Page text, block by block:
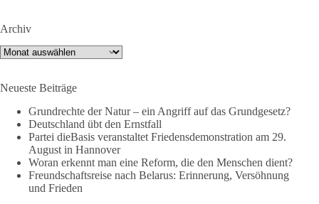
🟩🟩🟦🟦🟥🟥🟧🟧
Menschen mitbekommen, wofür wir stehen und warum es sich
lohnt, dieBasis zu wählen.
Mehr Infos:https://diebasis-st.de/wahlprogramm/
#dieBasis #Landtagswahl
#DeineStimmezählt #jetztunterstützen
Archiv
Archiv
Neueste Beiträge
Grundrechte der Natur – ein Angriff auf das Grundgesetz?
Deutschland übt den Ernstfall
Partei dieBasis veranstaltet Friedensdemonstration am 29.
August in Hannover
Woran erkennt man eine Reform, die den Menschen dient?
Freundschaftsreise nach Belarus: Erinnerung, Versöhnung
und Frieden